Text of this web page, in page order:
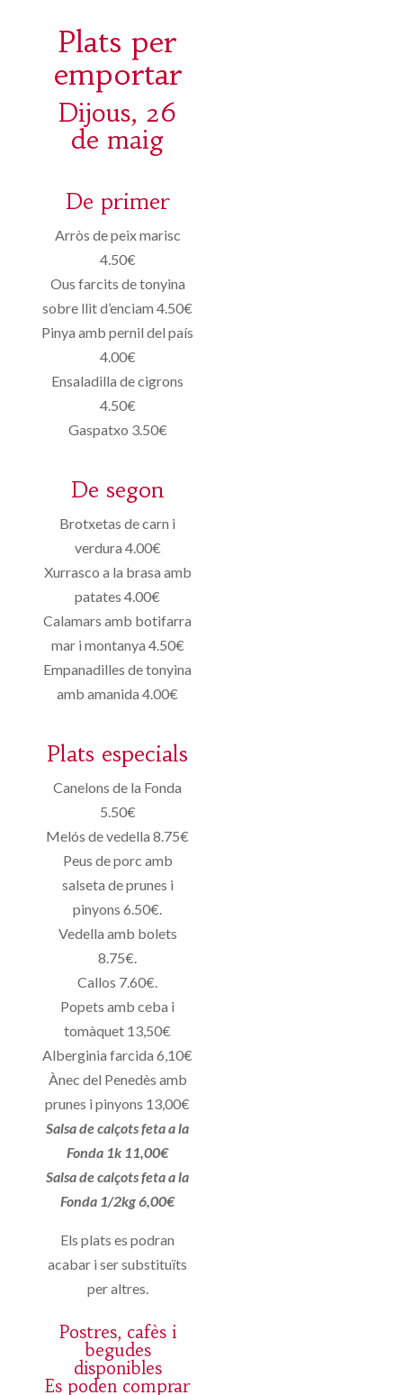
Plats per
emportar
Dijous, 26
de maig
De primer
Arròs de peix marisc
4.50€
Ous farcits de tonyina
sobre llit d’enciam 4.50€
Pinya amb pernil del país
4.00€
Ensaladilla de cigrons
4.50€
Gaspatxo 3.50€
De segon
Brotxetas de carn i
verdura 4.00€
Xurrasco a la brasa amb
patates 4.00€
Calamars amb botifarra
mar i montanya 4.50€
Empanadilles de tonyina
amb amanida 4.00€
Plats especials
Canelons de la Fonda
5.50€
Melós de vedella 8.75€
Peus de porc amb
salseta de prunes i
pinyons 6.50€.
Vedella amb bolets
8.75€.
Callos 7.60€.
Popets amb ceba i
tomàquet 13,50€
Alberginia farcida 6,10€
Ànec del Penedès amb
prunes i pinyons 13,00€
Salsa de calçots feta a la
Fonda 1k 11,00€
Salsa de calçots feta a la
Fonda 1/2kg 6,00€
Els plats es podran
acabar i ser substituïts
per altres.
Postres, cafès i
begudes
disponibles
Es poden comprar